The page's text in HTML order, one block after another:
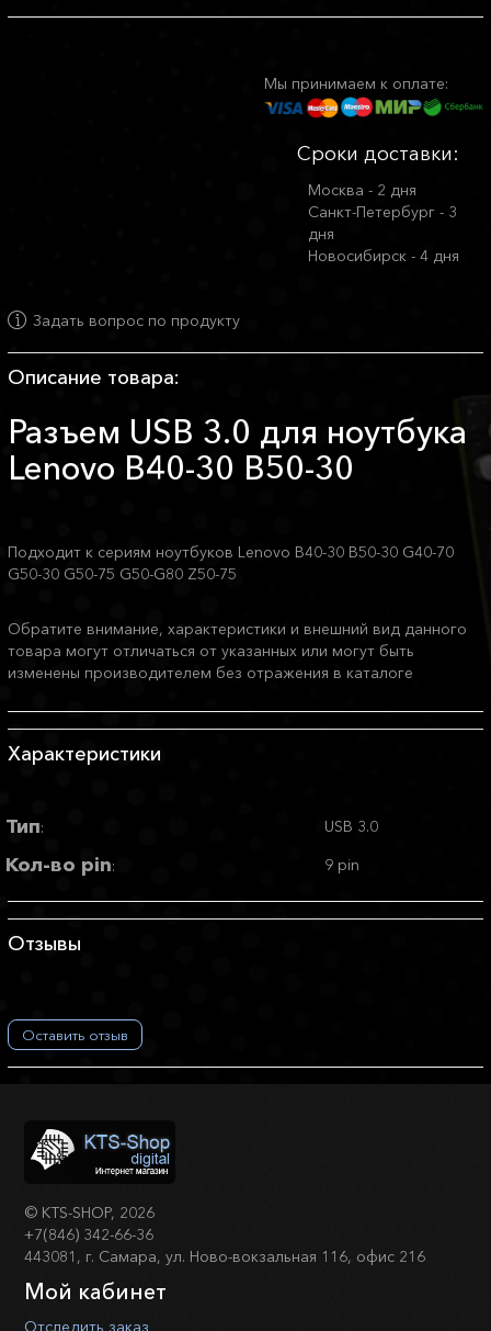
Мы принимаем к оплате:
Сроки доставки:
Москва - 2 дня
Санкт-Петербург - 3
дня
Новосибирск - 4 дня
Задать вопрос по продукту
Описание товара:
Разъем USB 3.0 для ноутбука
Lenovo B40-30 B50-30
Подходит к сериям ноутбуков Lenovo B40-30 B50-30 G40-70
G50-30 G50-75 G50-G80 Z50-75
Обратите внимание, характеристики и внешний вид данного
товара могут отличаться от указанных или могут быть
изменены производителем без отражения в каталоге
Характеристики
Тип: USB 3.0
Кол-во pin: 9 pin
Отзывы
Оставить отзыв
© KTS-SHOP, 2026
+7(846) 342-66-36
443081, г. Самара, ул. Ново-вокзальная 116, офис 216
Мой кабинет
Отследить заказ